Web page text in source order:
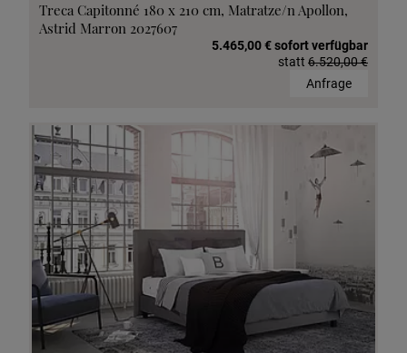
Treca Capitonné 180 x 210 cm, Matratze/n Apollon,
Astrid Marron 2027607
5.465,00 € sofort verfügbar
statt 6.520,00 €
Anfrage